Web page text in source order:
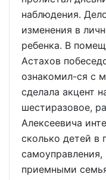
наблюдения.
изменения в
ребенка. В
Астахов
ознакомил-ся с
сделала акцент
шестиразовое,
Алексеевича
сколько детей в
самоуправления,
приемными